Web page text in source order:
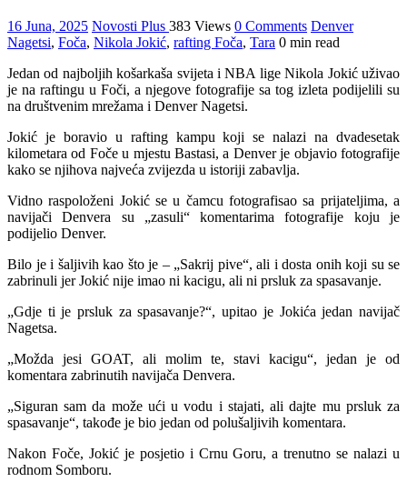
16 Juna, 2025 Novosti Plus 383 Views 0 Comments Denver
Nagetsi, Foča, Nikola Jokić, rafting Foča, Tara 0 min read
Jedan od najboljih košarkaša svijeta i NBA lige Nikola Jokić uživao
je na raftingu u Foči, a njegove fotografije sa tog izleta podijelili su
na društvenim mrežama i Denver Nagetsi.
Jokić je boravio u rafting kampu koji se nalazi na dvadesetak
kilometara od Foče u mjestu Bastasi, a Denver je objavio fotografije
kako se njihova najveća zvijezda u istoriji zabavlja.
Vidno raspoloženi Jokić se u čamcu fotografisao sa prijateljima, a
navijači Denvera su „zasuli“ komentarima fotografije koju je
podijelio Denver.
Bilo je i šaljivih kao što je – „Sakrij pive“, ali i dosta onih koji su se
zabrinuli jer Jokić nije imao ni kacigu, ali ni prsluk za spasavanje.
„Gdje ti je prsluk za spasavanje?“, upitao je Jokića jedan navijač
Nagetsa.
„Možda jesi GOAT, ali molim te, stavi kacigu“, jedan je od
komentara zabrinutih navijača Denvera.
„Siguran sam da može ući u vodu i stajati, ali dajte mu prsluk za
spasavanje“, takođe je bio jedan od polušaljivih komentara.
Nakon Foče, Jokić je posjetio i Crnu Goru, a trenutno se nalazi u
rodnom Somboru.